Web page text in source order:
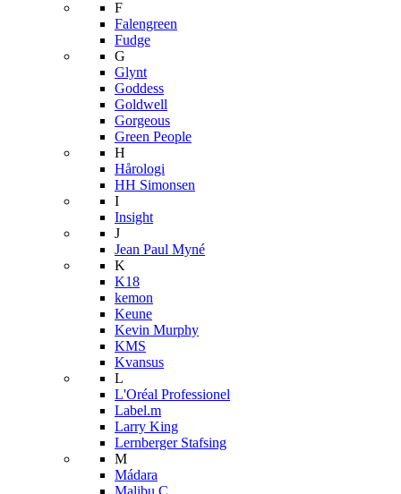
F
Falengreen
Fudge
G
Glynt
Goddess
Goldwell
Gorgeous
Green People
H
Hårologi
HH Simonsen
I
Insight
J
Jean Paul Myné
K
K18
kemon
Keune
Kevin Murphy
KMS
Kvansus
L
L'Oréal Professionel
Label.m
Larry King
Lernberger Stafsing
M
Mádara
Malibu C